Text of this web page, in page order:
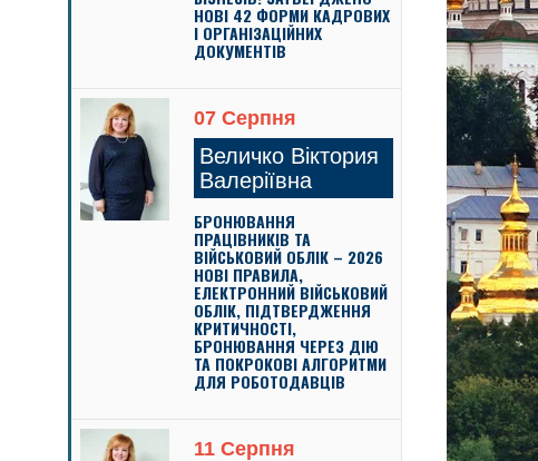
НОВІ 42 ФОРМИ КАДРОВИХ
І ОРГАНІЗАЦІЙНИХ
ДОКУМЕНТІВ
07 Серпня
Величко Віктория
Валеріївна
БРОНЮВАННЯ
ПРАЦІВНИКІВ ТА
ВІЙСЬКОВИЙ ОБЛІК – 2026
НОВІ ПРАВИЛА,
ЕЛЕКТРОННИЙ ВІЙСЬКОВИЙ
ОБЛІК, ПІДТВЕРДЖЕННЯ
КРИТИЧНОСТІ,
БРОНЮВАННЯ ЧЕРЕЗ ДІЮ
ТА ПОКРОКОВІ АЛГОРИТМИ
ДЛЯ РОБОТОДАВЦІВ
11 Серпня